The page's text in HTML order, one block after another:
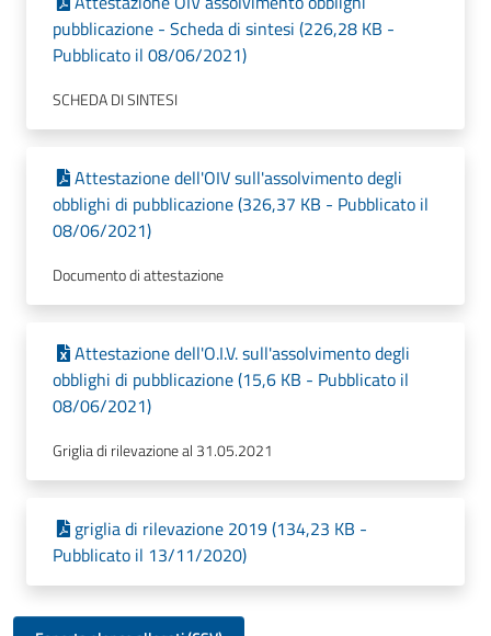
pubblicazione - Scheda di sintesi (226,28 KB -
Pubblicato il 08/06/2021)
SCHEDA DI SINTESI
Attestazione dell'OIV sull'assolvimento degli
obblighi di pubblicazione (326,37 KB - Pubblicato il
08/06/2021)
Documento di attestazione
Attestazione dell'O.I.V. sull'assolvimento degli
obblighi di pubblicazione (15,6 KB - Pubblicato il
08/06/2021)
Griglia di rilevazione al 31.05.2021
griglia di rilevazione 2019 (134,23 KB -
Pubblicato il 13/11/2020)